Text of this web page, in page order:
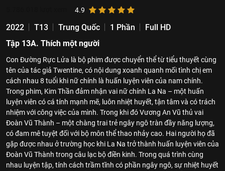
4.9
2022 T13 Trung Quốc 1 Phần
Full HD
Tập 13A. Thích một người
Con Đường Rực Lửa là bộ phim được chuyển thể từ tiểu thuyết cùng
tên của tác giả Twentine, có nội dung xoanh quanh mối tình chị em
cách nhau 8 tuổi khi nữ chính là huấn luyện viên của nam chính.
Trong phim, Kim Thần đảm nhận vai nữ chính La Na – một huấn
luyện viên có cá tính mạnh mẽ, luôn nhiệt huyết, tận tâm và có trách
nhiệm với công việc của mình. Trong khi đó Vương An Vũ thủ vai
Đoàn Vũ Thành – một chàng trai trẻ ngây ngô tràn đầy năng lượng,
có đam mê tuyệt đối với bộ môn thể thao nhảy cao. Hai người họ đã
gặp được nhau ở trường học khi La Na trở thành huấn luyện viên của
Đoàn Vũ Thành trong câu lạc bộ điền kinh. Trong quá trình cùng
nhau luyện tập, tính cách trầm tĩnh có phần ngây ngô, sự nhiệt huyết